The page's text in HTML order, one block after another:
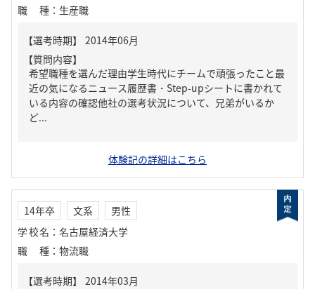
職種 ： 生産職
【質問内容】
希望職種を選んだ理由学生時代にチームで頑張ったこと最
近の気になるニュース履歴書・Step-upシートに書かれて
いる内容の確認他社の選考状況について、兄弟がいるか
ど...
体験記の詳細はこちら
14年卒 文系
男性
学校名 ： 名古屋経済大学
職種 ： 物流職